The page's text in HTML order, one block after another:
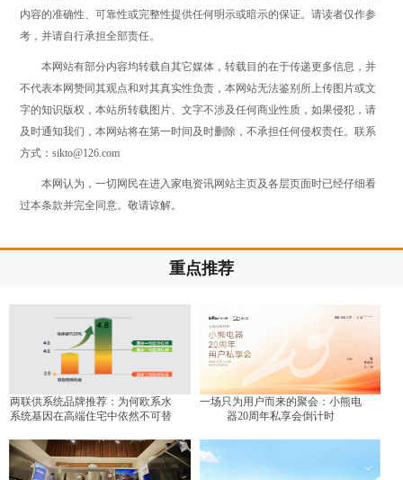
内容的准确性、可靠性或完整性提供任何明示或暗示的保证。请读者仅作参
考，并请自行承担全部责任。
本网站有部分内容均转载自其它媒体，转载目的在于传递更多信息，并
不代表本网赞同其观点和对其真实性负责，本网站无法鉴别所上传图片或文
字的知识版权，本站所转载图片、文字不涉及任何商业性质，如果侵犯，请
及时通知我们，本网站将在第一时间及时删除，不承担任何侵权责任。联系
方式：sikto@126.com
本网认为，一切网民在进入家电资讯网站主页及各层页面时已经仔细看
过本条款并完全同意。敬请谅解。
重点推荐
两联供系统品牌推荐：为何欧系水
系统基因在高端住宅中依然不可替
一场只为用户而来的聚会：小熊电
器20周年私享会倒计时